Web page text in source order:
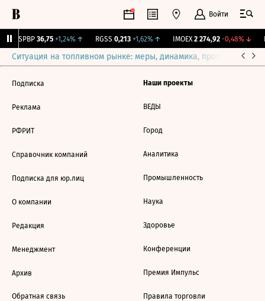
Войти
BSPBP 36,75 +1,24%↑ RGSS 0,213 +1,62%↑ IMOEX 2 274,92 -0,48%↓
Ситуация на топливном рынке: меры, динамика, прогнозы
Подписка
Реклама
РФРИТ
Справочник компаний
Подписка для юр.лиц
О компании
Редакция
Менеджмент
Архив
Обратная связь
Наши проекты
ВЕДЫ
Город
Аналитика
Промышленность
Наука
Здоровье
Конференции
Премия Импульс
Правила торговли